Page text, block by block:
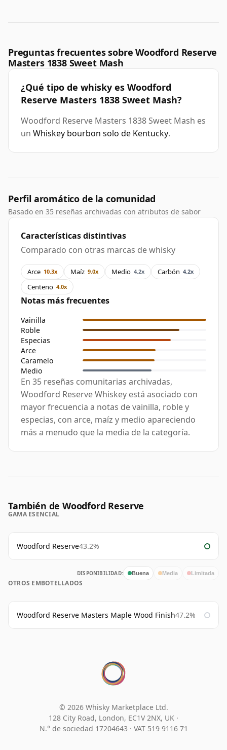
Preguntas frecuentes sobre Woodford Reserve
Masters 1838 Sweet Mash
¿Qué tipo de whisky es Woodford
Reserve Masters 1838 Sweet Mash?
Woodford Reserve Masters 1838 Sweet Mash es
un Whiskey bourbon solo de Kentucky.
Perfil aromático de la comunidad
Basado en 35 reseñas archivadas con atributos de sabor
Características distintivas
Comparado con otras marcas de whisky
Arce 10.3x Maíz 9.0x Medio 4.2x Carbón 4.2x
Centeno 4.0x
Notas más frecuentes
Vainilla
Roble
Especias
Arce
Caramelo
Medio
En 35 reseñas comunitarias archivadas,
Woodford Reserve Whiskey está asociado con
mayor frecuencia a notas de vainilla, roble y
especias, con arce, maíz y medio apareciendo
más a menudo que la media de la categoría.
También de Woodford Reserve
GAMA ESENCIAL
Woodford Reserve43.2%
DISPONIBILIDAD: Buena Media Limitada
OTROS EMBOTELLADOS
Woodford Reserve Masters Maple Wood Finish47.2%
© 2026 Whisky Marketplace Ltd.
128 City Road, London, EC1V 2NX, UK ·
N.° de sociedad 17204643 · VAT 519 9116 71